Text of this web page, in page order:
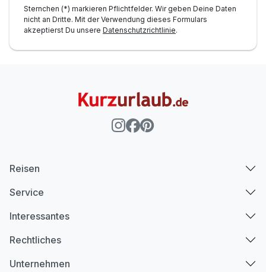
Sternchen (*) markieren Pflichtfelder. Wir geben Deine Daten
nicht an Dritte. Mit der Verwendung dieses Formulars
akzeptierst Du unsere Datenschutzrichtlinie.
Reisen
Service
Interessantes
Rechtliches
Unternehmen